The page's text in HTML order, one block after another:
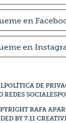
en
en
POLÍTICA DE
SOCIALES
RAFA
BY 7.11